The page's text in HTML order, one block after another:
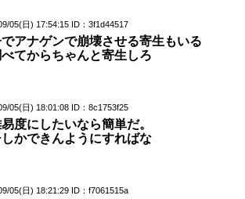
05(日) 17:54:15 ID：3f1d44517
アナゲンで崩壊させる寄生もいる
てからちゃんと寄生しろ
05(日) 18:01:08 ID：8c1753f25
度にしたいなら簡単だ。
かできんようにすればな
05(日) 18:21:29 ID：f7061515a